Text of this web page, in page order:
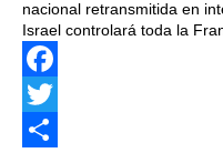
nacional retransmitida en
Israel controlará toda la
Facebook
Twitter